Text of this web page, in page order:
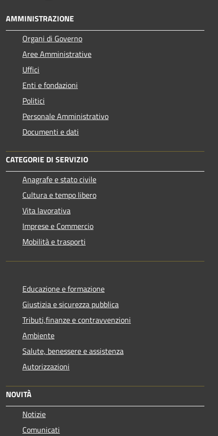
AMMINISTRAZIONE
Organi di Governo
Aree Amministrative
Uffici
Enti e fondazioni
Politici
Personale Amministrativo
Documenti e dati
CATEGORIE DI SERVIZIO
Anagrafe e stato civile
Cultura e tempo libero
Vita lavorativa
Imprese e Commercio
Mobilità e trasporti
Educazione e formazione
Giustizia e sicurezza pubblica
Tributi,finanze e contravvenzioni
Ambiente
Salute, benessere e assistenza
Autorizzazioni
NOVITÀ
Notizie
Comunicati